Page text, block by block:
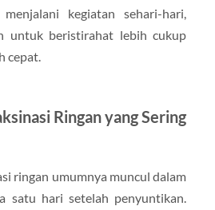
kegiatan sehari-hari,
untuk beristirahat lebih cukup
cepat.
Ringan yang Sering
ringan umumnya muncul dalam
satu hari setelah penyuntikan.